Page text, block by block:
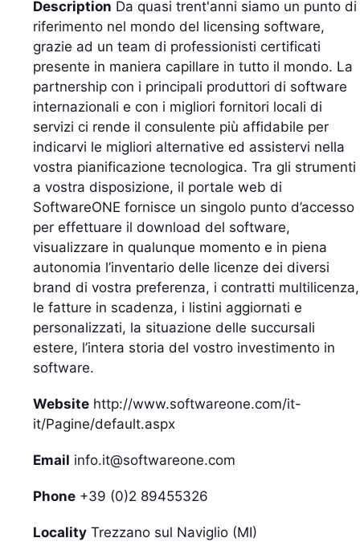
Description Da quasi trent'anni siamo un punto di
riferimento nel mondo del licensing software,
grazie ad un team di professionisti certificati
presente in maniera capillare in tutto il mondo. La
partnership con i principali produttori di software
internazionali e con i migliori fornitori locali di
servizi ci rende il consulente più affidabile per
indicarvi le migliori alternative ed assistervi nella
vostra pianificazione tecnologica. Tra gli strumenti
a vostra disposizione, il portale web di
SoftwareONE fornisce un singolo punto d’accesso
per effettuare il download del software,
visualizzare in qualunque momento e in piena
autonomia l’inventario delle licenze dei diversi
brand di vostra preferenza, i contratti multilicenza,
le fatture in scadenza, i listini aggiornati e
personalizzati, la situazione delle succursali
estere, l’intera storia del vostro investimento in
software.
Website http://www.softwareone.com/it-
it/Pagine/default.aspx
Email info.it@softwareone.com
Phone +39 (0)2 89455326
Locality Trezzano sul Naviglio (MI)